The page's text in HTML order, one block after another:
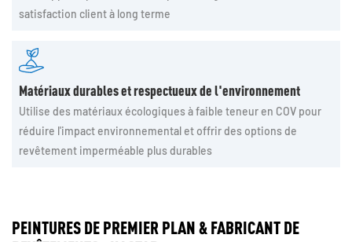
satisfaction client à long terme
Matériaux durables et respectueux de l'environnement
Utilise des matériaux écologiques à faible teneur en COV pour
réduire l'impact environnemental et offrir des options de
revêtement imperméable plus durables
PEINTURES DE PREMIER PLAN & FABRICANT DE